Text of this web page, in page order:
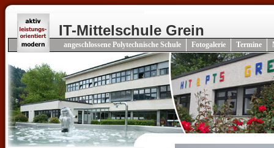
IT-Mittelschule Grein
angeschlossene Polytechnische Schule Fotogalerie Termine